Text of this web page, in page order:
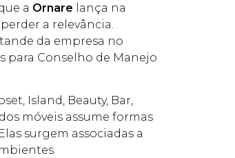
que a Ornare lança na
a relevância.
da empresa no
para Conselho de Manejo
Island, Beauty, Bar,
móveis assume formas
surgem associadas a